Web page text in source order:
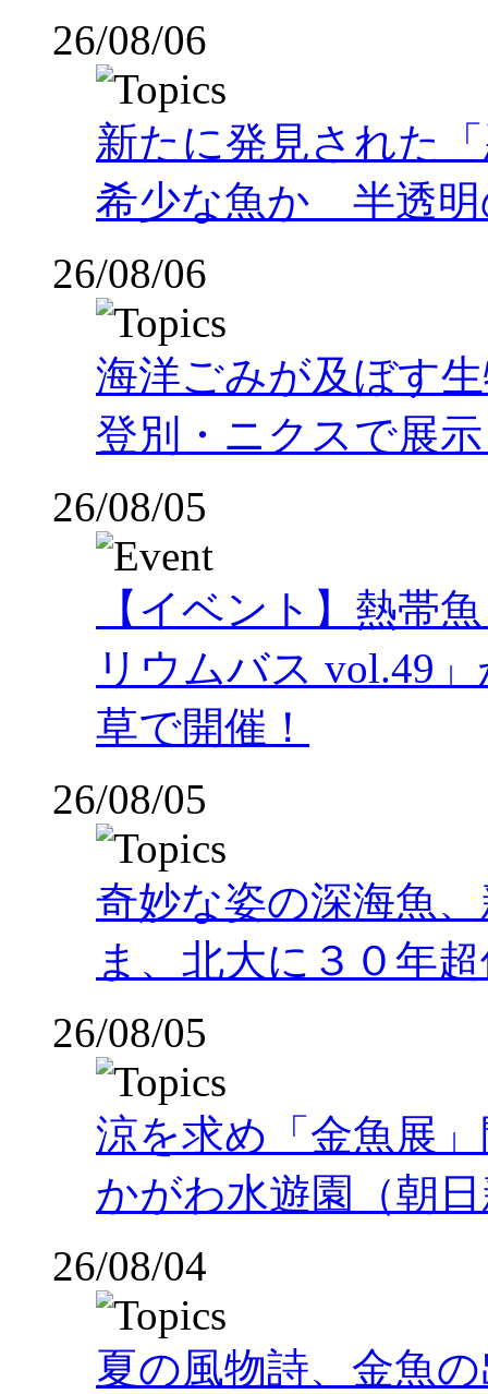
26/08/06
新たに発見された
希少な魚か 半透明
26/08/06
海洋ごみが及ぼす
登別・ニクスで展
26/08/05
【イベント】熱帯
リウムバス vol.49
草で開催！
26/08/05
奇妙な姿の深海魚
ま、北大に３０年
26/08/05
涼を求め「金魚展
かがわ水遊園（朝
26/08/04
夏の風物詩、金魚